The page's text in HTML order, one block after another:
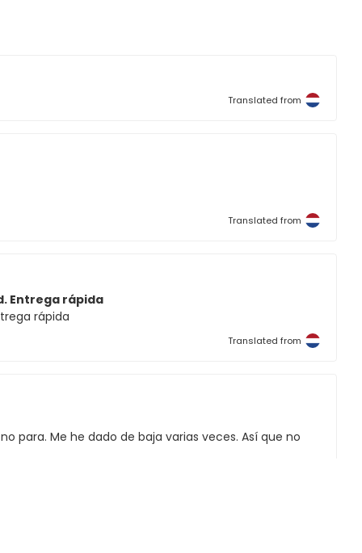
Translated from
Translated from
Entrega rápida
rápida
Translated from
para. Me he dado de baja varias veces. Así que no